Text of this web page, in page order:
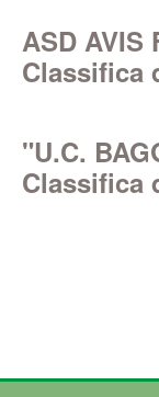
ASD AVIS
Classifica
"U.C.
Classifica